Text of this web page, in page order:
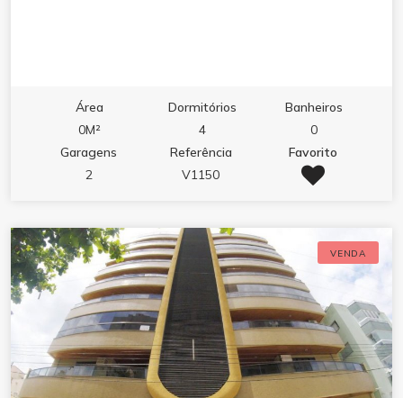
Área
0M²
Dormitórios
4
Banheiros
0
Garagens
2
Referência
V1150
Favorito
VENDA